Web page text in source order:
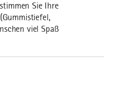
Sie Ihre
viel Spaß